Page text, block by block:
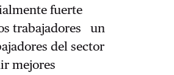
fuerte
trabajadores un
del sector
mejores